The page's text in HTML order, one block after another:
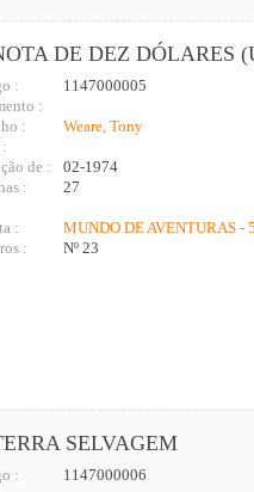
DE DEZ DÓLARES
:
1147000005
:
:
Weare, Tony
de :
02-1974
:
27
:
MUNDO DE AVENTURAS -
:
Nº 23
SELVAGEM
:
1147000006